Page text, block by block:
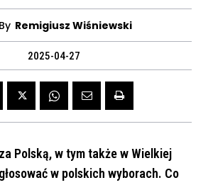
By Remigiusz Wiśniewski
2025-04-27
Polską, w tym także w Wielkiej
w polskich wyborach. Co